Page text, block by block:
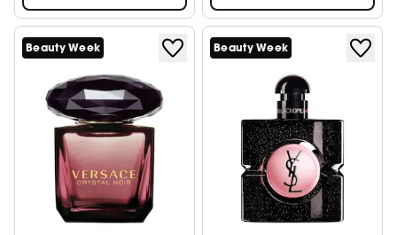
Beauty Week Beauty Week